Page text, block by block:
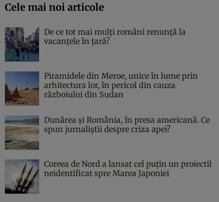
Cele mai noi articole
De ce tot mai mulți români renunță la
vacanțele în țară?
Piramidele din Meroe, unice în lume prin
arhitectura lor, în pericol din cauza
războiului din Sudan
Dunărea și România, în presa americană. Ce
spun jurnaliștii despre criza apei?
Coreea de Nord a lansat cel puțin un proiectil
neidentificat spre Marea Japoniei